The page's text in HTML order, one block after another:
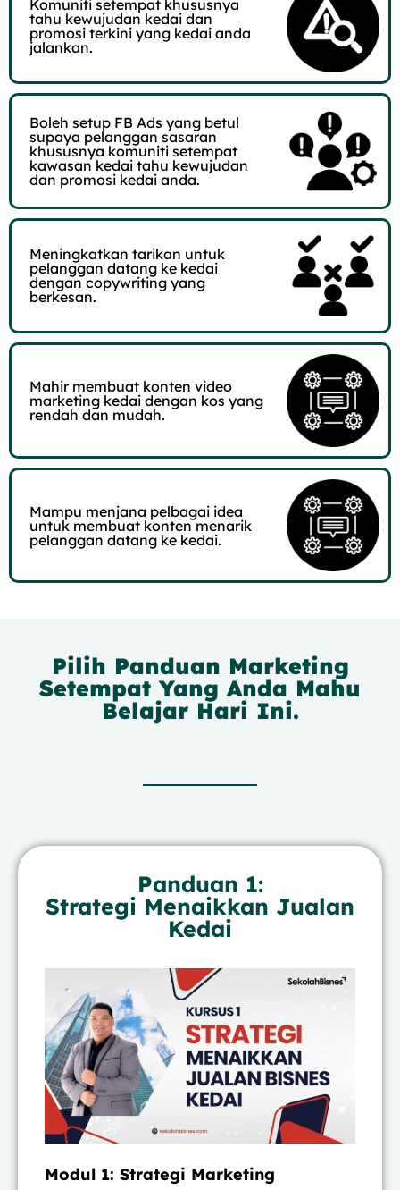
Komuniti setempat khususnya
tahu kewujudan kedai dan
promosi terkini yang kedai anda
jalankan.
Boleh setup FB Ads yang betul
supaya pelanggan sasaran
khususnya komuniti setempat
kawasan kedai tahu kewujudan
dan promosi kedai anda.
Meningkatkan tarikan untuk
pelanggan datang ke kedai
dengan copywriting yang
berkesan.
Mahir membuat konten video
marketing kedai dengan kos yang
rendah dan mudah.
Mampu menjana pelbagai idea
untuk membuat konten menarik
pelanggan datang ke kedai.
Pilih Panduan Marketing
Setempat Yang Anda Mahu
Belajar Hari Ini.
Panduan 1:
Strategi Menaikkan Jualan
Kedai
Modul 1: Strategi Marketing